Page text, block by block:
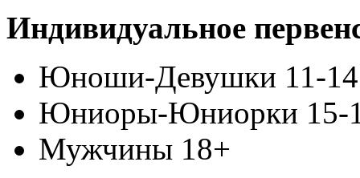
Индивидуальное
Юноши-Девушки 11-14
Юниоры-Юниорки 15-
Мужчины 18+